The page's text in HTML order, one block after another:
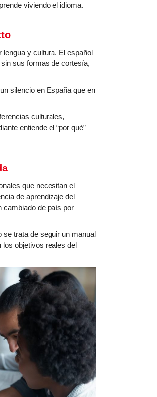
viviendo el idioma.
lengua y cultura. El español
sus formas de cortesía,
silencio en España que en
culturales,
entiende el “por qué”
que necesitan el
de aprendizaje del
cambiado de país por
se trata de seguir un manual
los objetivos reales del